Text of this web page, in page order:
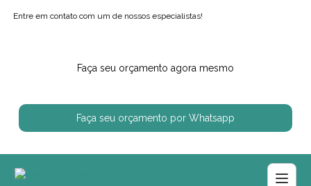
Entre em contato com um de nossos especialistas!
Faça seu orçamento agora mesmo
Faça seu orçamento por Whatsapp